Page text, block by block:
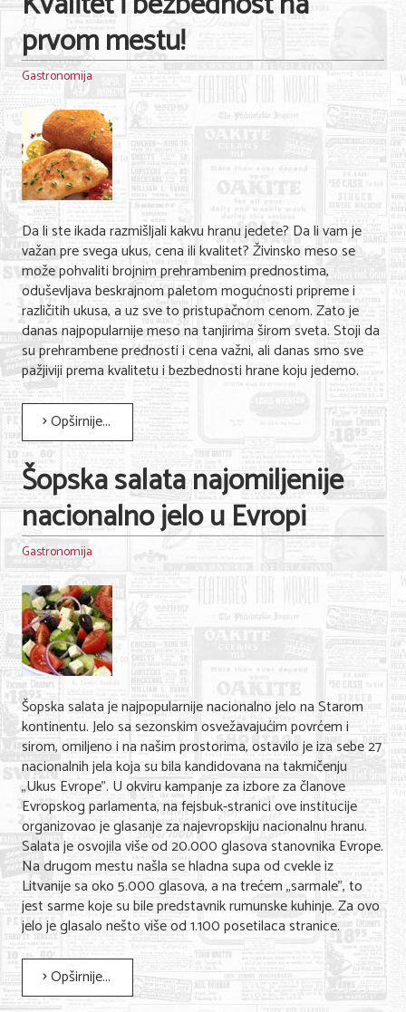
prvom mestu!
Gastronomija
Da li ste ikada razmišljali kakvu hranu jedete? Da li vam je
važan pre svega ukus, cena ili kvalitet? Živinsko meso se
može pohvaliti brojnim prehrambenim prednostima,
oduševljava beskrajnom paletom mogućnosti pripreme i
različitih ukusa, a uz sve to pristupačnom cenom. Zato je
danas najpopularnije meso na tanjirima širom sveta. Stoji da
su prehrambene prednosti i cena važni, ali danas smo sve
pažjiviji prema kvalitetu i bezbednosti hrane koju jedemo.
Opširnije...
Šopska salata najomiljenije
nacionalno jelo u Evropi
Gastronomija
Šopska salata je najpopularnije nacionalno jelo na Starom
kontinentu. Jelo sa sezonskim osvežavajućim povrćem i
sirom, omiljeno i na našim prostorima, ostavilo je iza sebe 27
nacionalnih jela koja su bila kandidovana na takmičenju
„Ukus Evrope”. U okviru kampanje za izbore za članove
Evropskog parlamenta, na fejsbuk-stranici ove institucije
organizovao je glasanje za najevropskiju nacionalnu hranu.
Salata je osvojila više od 20.000 glasova stanovnika Evrope.
Na drugom mestu našla se hladna supa od cvekle iz
Litvanije sa oko 5.000 glasova, a na trećem „sarmale”, to
jest sarme koje su bile predstavnik rumunske kuhinje. Za ovo
jelo je glasalo nešto više od 1.100 posetilaca stranice.
Opširnije...